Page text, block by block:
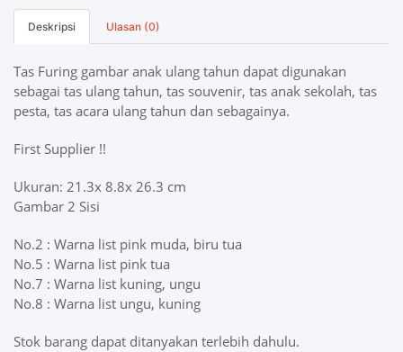
Deskripsi Ulasan (0)
Tas Furing gambar anak ulang tahun dapat digunakan
sebagai tas ulang tahun, tas souvenir, tas anak sekolah, tas
pesta, tas acara ulang tahun dan sebagainya.
First Supplier !!
Ukuran: 21.3x 8.8x 26.3 cm
Gambar 2 Sisi
No.2 : Warna list pink muda, biru tua
No.5 : Warna list pink tua
No.7 : Warna list kuning, ungu
No.8 : Warna list ungu, kuning
Stok barang dapat ditanyakan terlebih dahulu.